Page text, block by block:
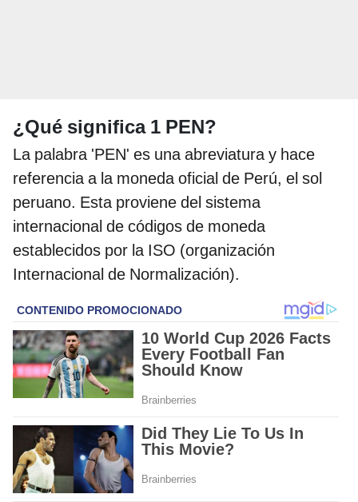
¿Qué significa 1 PEN?
La palabra 'PEN' es una abreviatura y hace
referencia a la moneda oficial de Perú, el sol
peruano. Esta proviene del sistema
internacional de códigos de moneda
establecidos por la ISO (organización
Internacional de Normalización).